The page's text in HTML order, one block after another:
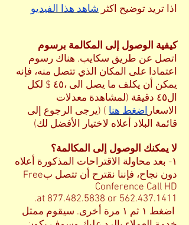
اذا تريد توضيح اكثر شاهد هذا الفيديو
كيفية الوصول إلى المكالمة برسوم
اتصل عن طريق سكايب. هناك رسوم
اعتمادا على المكان الذي تتصل منه، فإنه
يمكن أن يكلف ما يصل الى ،٤٥ $ لكل
ال٤٥ دقيقة (لمشاهدة معدلات
الاسعاراضغط هنا ) (يرجى الرجوع إلى
قائمة البلاد أعلاه لاختيار الأفضل لك)
لا يمكنك الوصول إلى المكالمة؟
١- بعد محاولة الاقتراحات المذكورة أعلاه
دون نجاح، فإننا نقترح أن تتصل بFree
Conference Call HD
at 877.482.5838 or 562.437.1411
.
اضغط ١ ثم ١ مرة أخرى. سيقوم ممثل